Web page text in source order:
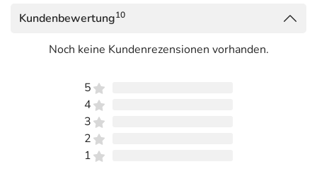
Kundenbewertung10
Noch keine Kundenrezensionen vorhanden.
5
4
3
2
1